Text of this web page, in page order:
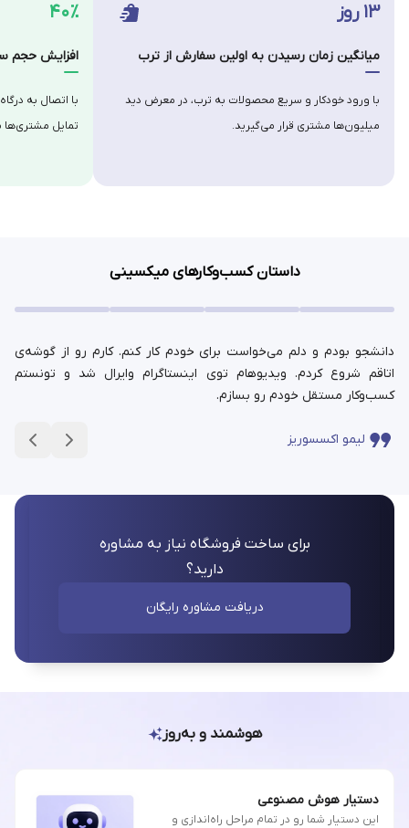
۴۰٪
افزایش حجم
با اتصال به
تمایل
۱۳ روز
میانگین زمان رسیدن به اولین سفارش از ترب
با ورود خودکار و سریع محصولات به ترب، در معرض دید
میلیون‌ها مشتری قرار می‌گیرید.
داستان کسب‌وکارهای میکسینی
دانشجو بودم و دلم می‌خواست برای خودم کار کنم. کارم رو از گوشه‌ی
اتاقم شروع کردم. ویدیوهام توی اینستاگرام وایرال شد و تونستم
کسب‌وکار مستقل خودم رو بسازم.
لیمو اکسسوریز
برای ساخت فروشگاه نیاز به مشاوره
دارید؟
دریافت مشاوره رایگان
هوشمند و به‌روز
دستیار هوش مصنوعی
این دستیار شما رو در تمام مراحل راه‌اندازی و